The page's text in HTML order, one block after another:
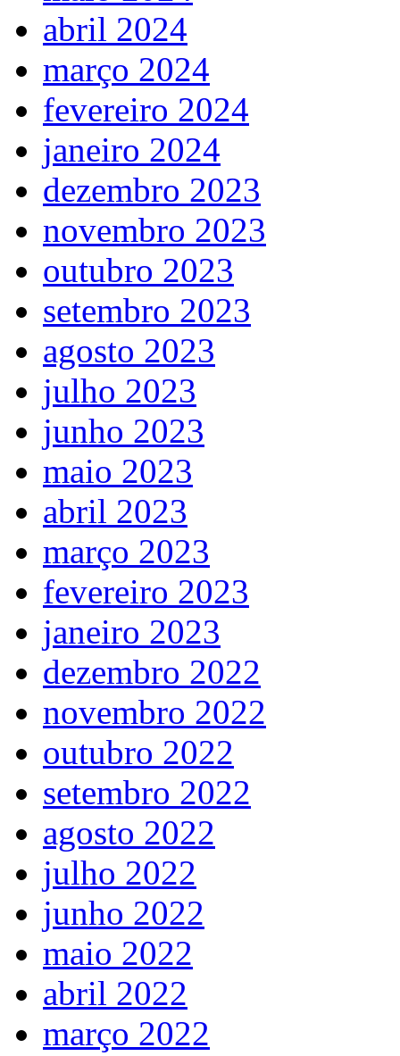
abril 2024
março 2024
fevereiro 2024
janeiro 2024
dezembro 2023
novembro 2023
outubro 2023
setembro 2023
agosto 2023
julho 2023
junho 2023
maio 2023
abril 2023
março 2023
fevereiro 2023
janeiro 2023
dezembro 2022
novembro 2022
outubro 2022
setembro 2022
agosto 2022
julho 2022
junho 2022
maio 2022
abril 2022
março 2022